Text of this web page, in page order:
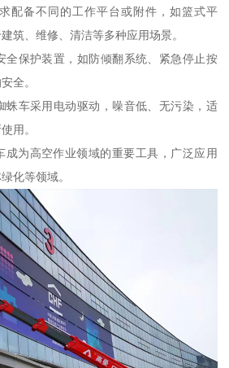
配备不同的工作平台或附件，如篮式平
筑、维修、清洁等多种应用场景。
全保护装置，如防倾翻系统、紧急停止按
全。
蛛车采用电动驱动，噪音低、无污染，适
用。
成为高空作业领域的重要工具，广泛应用
化等领域。